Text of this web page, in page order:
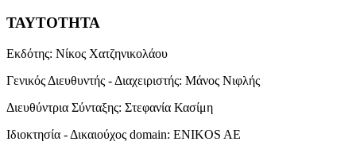
ΤΑΥΤΟΤΗΤΑ
Εκδότης: Νίκος Χατζηνικολάου
Γενικός Διευθυντής - Διαχειριστής: Μάνος Νιφλής
Διευθύντρια Σύνταξης: Στεφανία Κασίμη
Ιδιοκτησία - Δικαιούχος domain: ENIKOS AE